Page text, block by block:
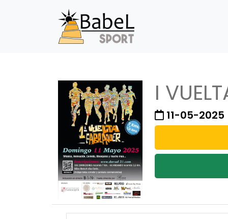
I
11-05-2025